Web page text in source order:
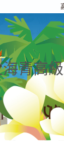
青高